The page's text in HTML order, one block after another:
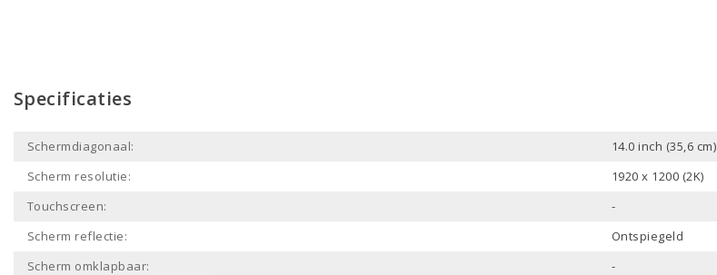
Specificaties
Schermdiagonaal:
14.0 inch (35,6 cm)
Scherm resolutie:
1920 x 1200 (2K)
Touchscreen:
-
Scherm reflectie:
Ontspiegeld
Scherm omklapbaar:
-